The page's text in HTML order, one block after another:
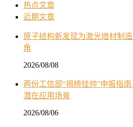
热点文章
近期文章
原子结构新发现为激光增材制
角
2026/08/08
两份工信部“揭榜挂帅”申报指
潜在应用场景
2026/08/06